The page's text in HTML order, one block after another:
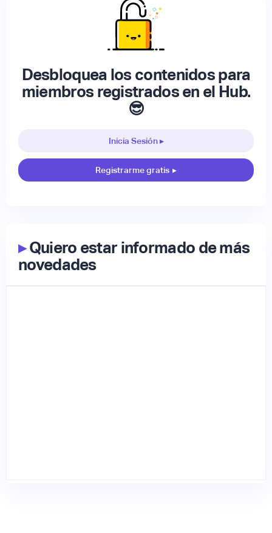
Desbloquea los contenidos para
miembros registrados en el Hub.
😎
Inicia Sesión ▸
Registrarme gratis ▸
▸Quiero estar informado de más
novedades